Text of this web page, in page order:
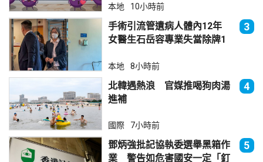
本地 10小時前
手術引流管遺病人體內12年
女醫生石岳容專業失當除牌1
3
本地 8小時前
北韓遇熱浪 官媒推喝狗肉湯
進補
4
國際 7小時前
鄧炳強批記協執委選舉黑箱作
業 警告如危害國安一定「釘
5